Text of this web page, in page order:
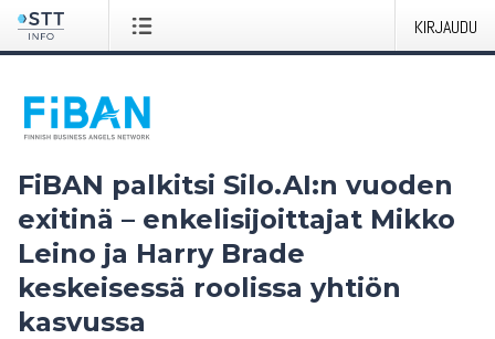
KIRJAUDU
FiBAN palkitsi Silo.AI:n vuoden
exitinä – enkelisijoittajat Mikko
Leino ja Harry Brade
keskeisessä roolissa yhtiön
kasvussa